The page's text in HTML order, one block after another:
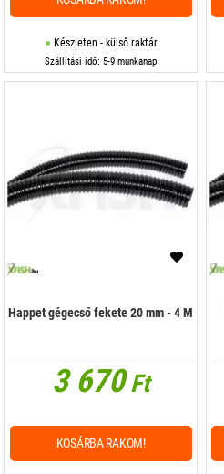
Készleten - külső raktár
Szállítási idő: 5-9 munkanap
Happet gégecső fekete 20 mm - 4 M
3 670Ft
KOSÁRBA RAKOM!